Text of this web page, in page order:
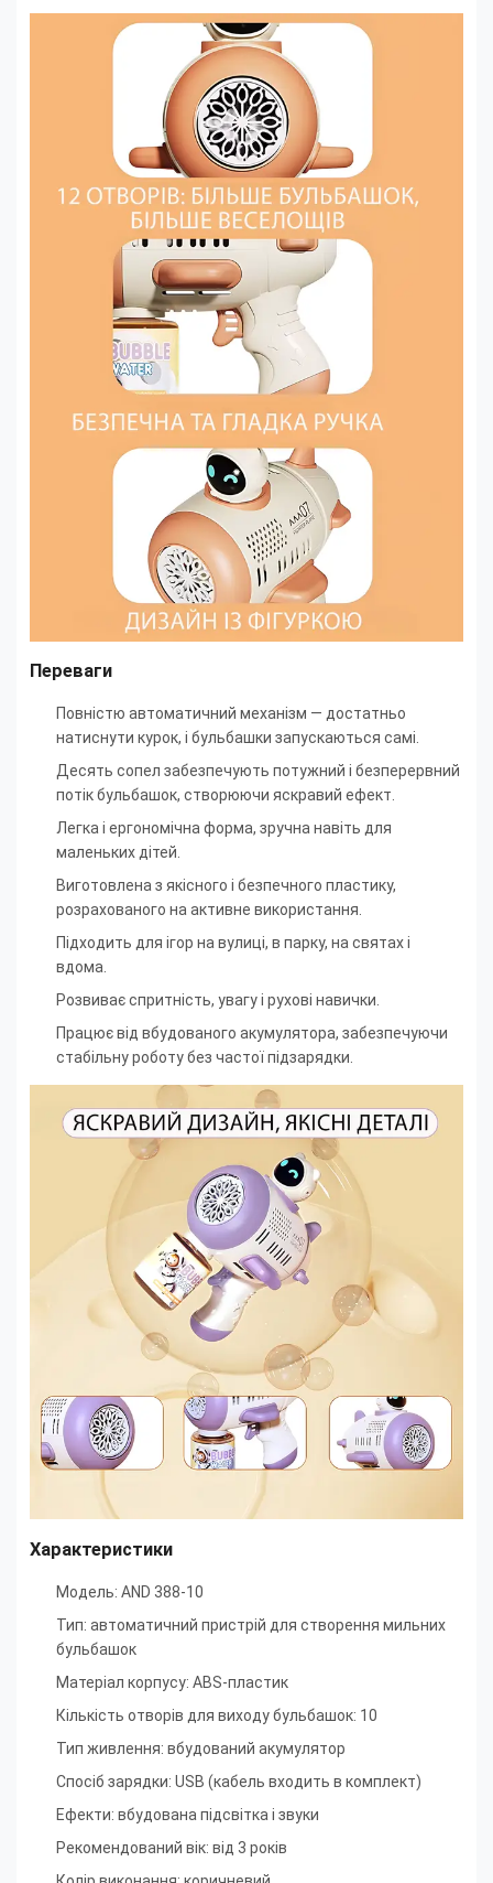
Переваги
Повністю автоматичний механізм — достатньо
натиснути курок, і бульбашки запускаються самі.
Десять сопел забезпечують потужний і безперервний
потік бульбашок, створюючи яскравий ефект.
Легка і ергономічна форма, зручна навіть для
маленьких дітей.
Виготовлена з якісного і безпечного пластику,
розрахованого на активне використання.
Підходить для ігор на вулиці, в парку, на святах і
вдома.
Розвиває спритність, увагу і рухові навички.
Працює від вбудованого акумулятора, забезпечуючи
стабільну роботу без частої підзарядки.
Характеристики
Модель: AND 388-10
Тип: автоматичний пристрій для створення мильних
бульбашок
Матеріал корпусу: ABS-пластик
Кількість отворів для виходу бульбашок: 10
Тип живлення: вбудований акумулятор
Спосіб зарядки: USB (кабель входить в комплект)
Ефекти: вбудована підсвітка і звуки
Рекомендований вік: від 3 років